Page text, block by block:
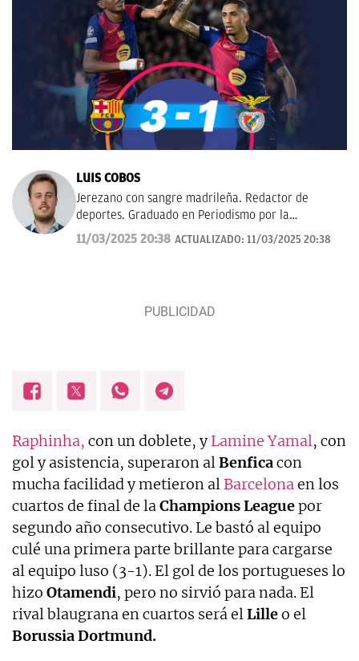
LUIS COBOS
Jerezano con sangre madrileña. Redactor de
deportes. Graduado en Periodismo por la
Universidad Complutense de Madrid. Amor eterno
por la pelota.
11/03/2025 20:38 ACTUALIZADO: 11/03/2025 20:38
Raphinha, con un doblete, yLamine Yamal, con
gol y asistencia, superaron alBenficacon
mucha facilidad y metieron al Barcelonaen los
cuartos de final de laChampions Leaguepor
segundo año consecutivo. Le bastó al equipo
culé una primera parte brillante para cargarse
al equipo luso (3-1). El gol de los portugueses lo
hizo Otamendi, pero no sirvió para nada. El
rival blaugrana en cuartos será elLilleo el
Borussia Dortmund.